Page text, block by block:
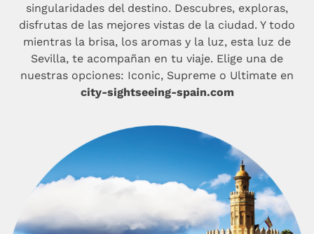
singularidades del destino. Descubres, exploras,
disfrutas de las mejores vistas de la ciudad. Y todo
mientras la brisa, los aromas y la luz, esta luz de
Sevilla, te acompañan en tu viaje. Elige una de
nuestras opciones: Iconic, Supreme o Ultimate en
city-sightseeing-spain.com